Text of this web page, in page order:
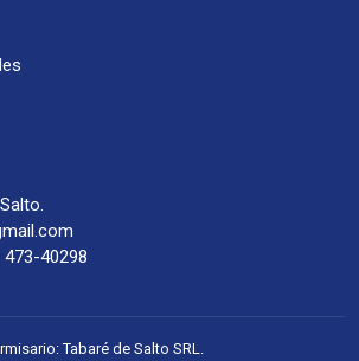
40298
Tabaré de Salto SRL.